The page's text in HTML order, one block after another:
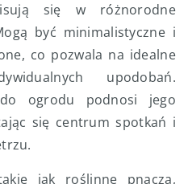
się w różnorodne
być minimalistyczne i
co pozwala na idealne
upodobań.
ogrodu podnosi jego
się centrum spotkań i
jak roślinne pnącza,